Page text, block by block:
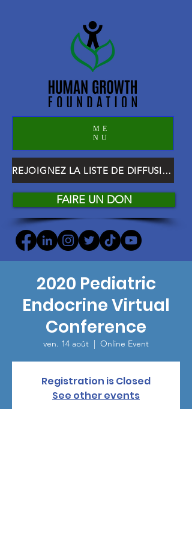
ME
NU
REJOIGNEZ LA LISTE DE DIFFUSION HGF
FAIRE UN DON
2020 Pediatric
Endocrine Virtual
Conference
ven. 14 août
  |
Online Event
Registration is Closed
See other events